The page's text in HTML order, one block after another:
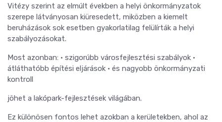
Vitézy szerint az elmúlt években a helyi önkormányzatok
szerepe látványosan kiüresedett, miközben a kiemelt
beruházások sok esetben gyakorlatilag felülírták a helyi
szabályozásokat.
Most azonban: • szigorúbb városfejlesztési szabályok •
átláthatóbb építési eljárások • és nagyobb önkormányzati
kontroll
jöhet a lakópark-fejlesztések világában.
Ez különösen fontos lehet azokban a kerületekben, ahol az